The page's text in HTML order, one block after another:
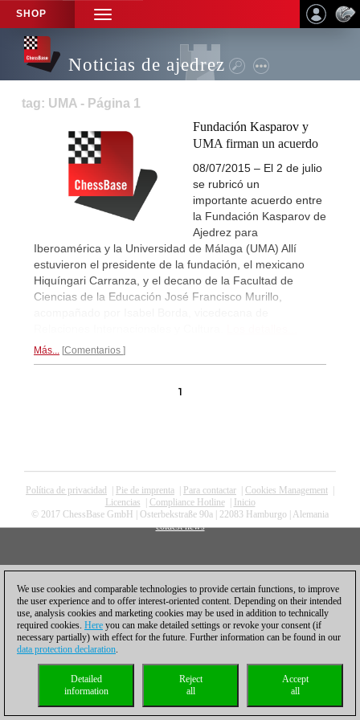
SHOP
TOGGLE
NAVIGATION
Noticias de ajedrez
tag: UMA - Página 1
Fundación Kasparov y
UMA firman un acuerdo
08/07/2015 – El 2 de julio
se rubricó un
importante acuerdo entre
la Fundación Kasparov de
Ajedrez para
Iberoamérica y la Universidad de Málaga (UMA) Allí
estuvieron el presidente de la fundación, el mexicano
Hiquíngari Carranza, y el decano de la Facultad de
Ciencias de la Educación José Francisco Murillo,
Más... Comentarios
1
Política de privacidad Pie de imprenta Para contactar Cookies Management
Licencias
Compliance Hotline|
Inicio
© 2017 ChessBase GmbH | Osterbekstraße 90a | 22083 Hamburgo | Alemania
coldest news
We use cookies and comparable technologies to provide certain functions, to improve
the user experience and to offer interest-oriented content. Depending on their intended
use, analysis cookies and marketing cookies may be used in addition to technically
required cookies. Here you can make detailed settings or revoke your consent (if
necessary partially) with effect for the future. Further information can be found in our
data protection declaration.
Accept
all
Reject
all
Detailed
information